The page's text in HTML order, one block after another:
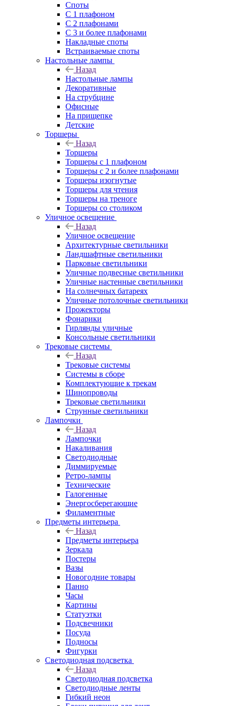
Споты
С 1 плафоном
С 2 плафонами
С 3 и более плафонами
Накладные споты
Встраиваемые споты
Настольные лампы
Назад
Настольные лампы
Декоративные
На струбцине
Офисные
На прищепке
Детские
Торшеры
Назад
Торшеры
Торшеры с 1 плафоном
Торшеры с 2 и более плафонами
Торшеры изогнутые
Торшеры для чтения
Торшеры на треноге
Торшеры со столиком
Уличное освещение
Назад
Уличное освещение
Архитектурные светильники
Ландшафтные светильники
Парковые светильники
Уличные подвесные светильники
Уличные настенные светильники
На солнечных батареях
Уличные потолочные светильники
Прожекторы
Фонарики
Гирлянды уличные
Консольные светильники
Трековые системы
Назад
Трековые системы
Системы в сборе
Комплектующие к трекам
Шинопроводы
Трековые светильники
Струнные светильники
Лампочки
Назад
Лампочки
Накаливания
Светодиодные
Диммируемые
Ретро-лампы
Технические
Галогенные
Энергосберегающие
Филаментные
Предметы интерьера
Назад
Предметы интерьера
Зеркала
Постеры
Вазы
Новогодние товары
Панно
Часы
Картины
Статуэтки
Подсвечники
Посуда
Подносы
Фигурки
Светодиодная подсветка
Назад
Светодиодная подсветка
Светодиодные ленты
Гибкий неон